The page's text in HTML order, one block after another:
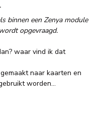
binnen een Zenya module
opgevraagd.
waar vind ik dat
naar kaarten en
worden…